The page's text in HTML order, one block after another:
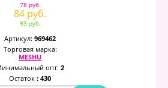
78 руб.
84 руб.
93 руб.
Артикул: 969462
Торговая марка:
MESHU
опт: 2
Остаток : 430